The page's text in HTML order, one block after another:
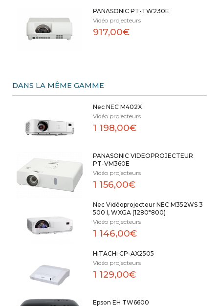
PANASONIC PT-TW230E
Vidéo projecteurs
917,00€
DANS LA MÊME GAMME
Nec NEC M402X
Vidéo projecteurs
1 198,00€
PANASONIC VIDEOPROJECTEUR
PT-VM360E
Vidéo projecteurs
1 156,00€
Nec Vidéoprojecteur NEC M352WS 3
500 l, WXGA (1280*800)
Vidéo projecteurs
1 146,00€
HiTACHi CP-AX2505
Vidéo projecteurs
1 129,00€
Epson EH TW6600